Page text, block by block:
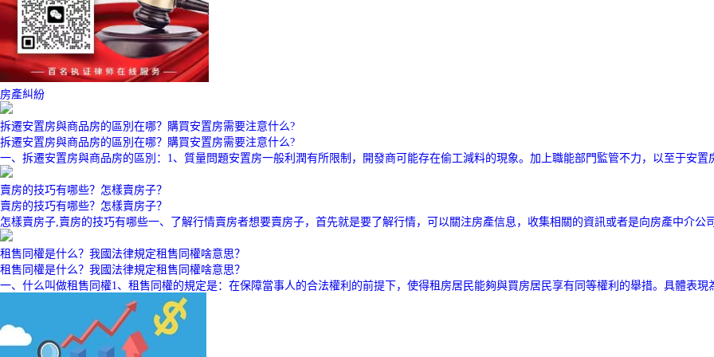
房產糾紛
拆遷安置房與商品房的區別在哪？購買安置房需要注意什么?
拆遷安置房與商品房的區別在哪？購買安置房需要注意什么?
一、拆遷安置房與商品房的區別：1、質量問題安置房一般利潤有所限制，開發商可能存在偷工減料的現象。加上職能部門監管不力，以至于安置
賣房的技巧有哪些？怎樣賣房子？
賣房的技巧有哪些？怎樣賣房子？
怎樣賣房子,賣房的技巧有哪些一、了解行情賣房者想要賣房子，首先就是要了解行情，可以關注房產信息，收集相關的資訊或者是向房產中介公司
租售同權是什么？我國法律規定租售同權啥意思？
租售同權是什么？我國法律規定租售同權啥意思？
一、什么叫做租售同權1、租售同權的規定是：在保障當事人的合法權利的前提下，使得租房居民能夠與買房居民享有同等權利的舉措。具體表現